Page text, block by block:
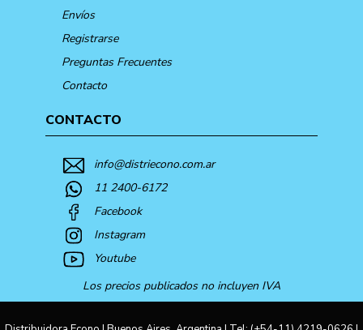
Envíos
Registrarse
Preguntas Frecuentes
Contacto
CONTACTO
info@distriecono.com.ar
11 2400-6172
Facebook
Instagram
Youtube
Los precios publicados no incluyen IVA